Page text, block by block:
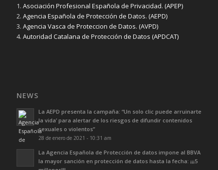
1. Asociación Profesional Española de Privacidad. (APEP)
2. Agencia Española de Protección de Datos. (AEPD)
3. Agencia Vasca de Proteccion de Datos. (AVPD)
4. Autoridad Catalana de Protección de Datos (APDCAT)
NEWS
La AEPD presenta la campaña: “Un solo clic puede arruinarte
la vida’ para alertar de los riesgos de difundir contenidos
sexuales o violentos”
28 de enero de 2021 - 10:31 am
La Agencia Española de Protección de datos impone al BBVA
la mayor sanción en protección de datos hasta la fecha: ¡¡¡5